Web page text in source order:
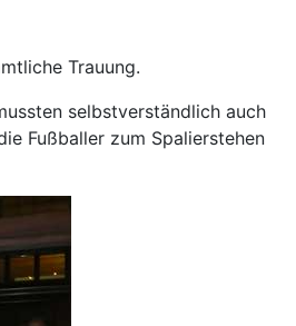
Trauung.
selbstverständlich auch
Fußballer zum Spalierstehen